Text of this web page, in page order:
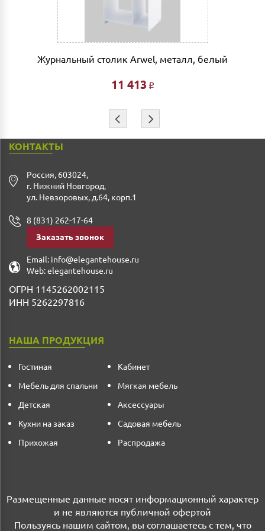
фиксированной- 3% от стоимости заказа.
Дата доставки, выгрузки и сборки обговаривается
индивидуально.
Ждем Вас в нашем салоне и желаем Вам приятных
⇦
Журнальный столик Arwel, металл, белый
11 413 Р
⇨
КОНТАКТЫ
Россия, 603024,
г. Нижний Новгород,
ул. Невзоровых, д.64, корп.1
8 (831) 262-17-64
Заказать звонок
Email: info@elegantehouse.ru
Web:elegantehouse.ru
ОГРН 1145262002115
ИНН 5262297816
НАША ПРОДУКЦИЯ
Гостиная
Мебель для спальни
Детская
Кухни на заказ
Прихожая
Кабинет
Мягкая мебель
Аксессуары
Садовая мебель
Распродажа
Размещенные данные носят информационный характер
и не являются публичной офертой
Пользуясь нашим сайтом, вы соглашаетесь с тем, что